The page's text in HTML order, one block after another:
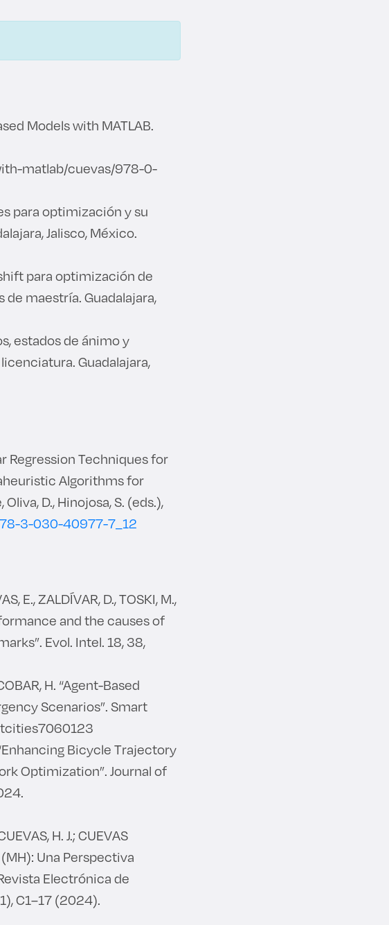
Models with MATLAB.
matlab/cuevas/978-0-
para optimización y su
Jalisco, México.
para optimización de
maestría. Guadalajara,
estados de ánimo y
Guadalajara,
Regression Techniques for
Algorithms for
D., Hinojosa, S. (eds.),
3-030-40977-7_12
E., ZALDÍVAR, D., TOSKI, M.,
and the causes of
Evol. Intel. 18, 38,
H. “Agent-Based
Scenarios”. Smart
“Enhancing Bicycle Trajectory
Optimization”. Journal of
H. J.; CUEVAS
(MH): Una Perspectiva
Electrónica de
C1–17 (2024).